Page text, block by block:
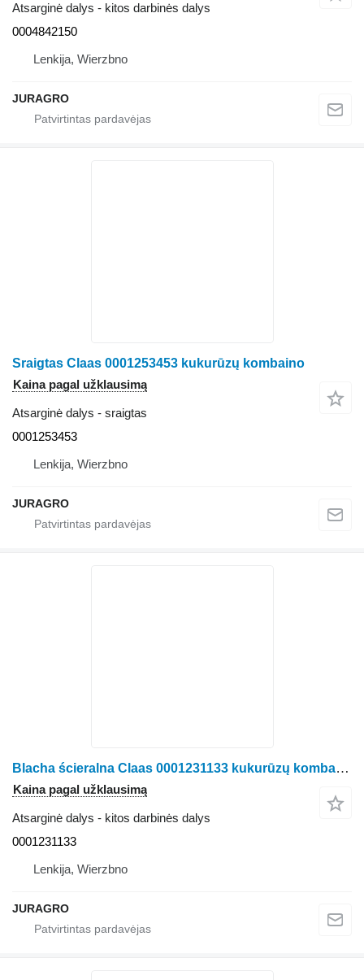
Atsarginė dalys - kitos darbinės dalys
0004842150
Lenkija, Wierzbno
JURAGRO
Sraigtas Claas 0001253453 kukurūzų kombaino
Kaina pagal užklausimą
Atsarginė dalys - sraigtas
0001253453
Lenkija, Wierzbno
JURAGRO
Blacha ścieralna Claas 0001231133 kukurūzų kombaino Claas Jaguar
Kaina pagal užklausimą
Atsarginė dalys - kitos darbinės dalys
0001231133
Lenkija, Wierzbno
JURAGRO